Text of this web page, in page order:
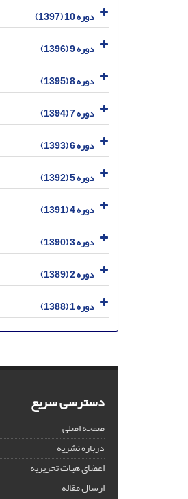
دوره 10 (1397)
دوره 9 (1396)
دوره 8 (1395)
دوره 7 (1394)
دوره 6 (1393)
دوره 5 (1392)
دوره 4 (1391)
دوره 3 (1390)
دوره 2 (1389)
دوره 1 (1388)
دسترسی سریع
صفحه اصلی
درباره نشریه
اعضای هیات تحریریه
ارسال مقاله